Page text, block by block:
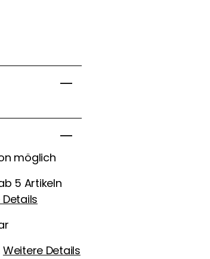
möglich
5 Artikeln
Weitere Details